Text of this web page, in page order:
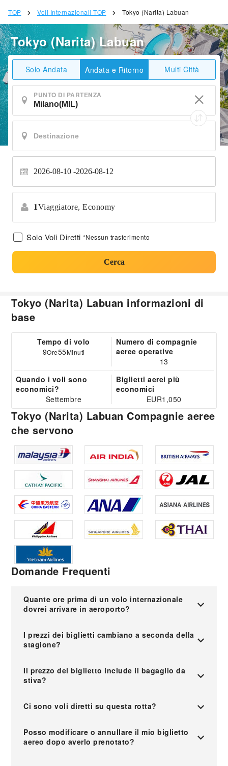
TOP Voli Internazionali TOP Tokyo (Narita) Labuan
Tokyo (Narita) Labuan
Solo Andata Andata e Ritorno Multi Città
PUNTO DI PARTENZA
2026-08-10 2026-08-12
1Viaggiatore, Economy
Solo Voli Diretti *Nessun trasferimento
Cerca
Tokyo (Narita) Labuan informazioni di
base
Tempo di volo
9Ore55Minuti
Numero di compagnie
aeree operative
13
Quando i voli sono
economici?
Settembre
Biglietti aerei più
economici
EUR1,050
Tokyo (Narita) Labuan Compagnie aeree
che servono
Domande Frequenti
Quante ore prima di un volo internazionale
dovrei arrivare in aeroporto?
I prezzi dei biglietti cambiano a seconda della
stagione?
Il prezzo del biglietto include il bagaglio da
stiva?
Ci sono voli diretti su questa rotta?
Posso modificare o annullare il mio biglietto
aereo dopo averlo prenotato?